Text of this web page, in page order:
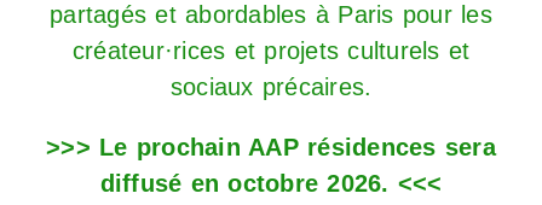
partagés et abordables à Paris pour les
créateur·rices et projets culturels et
sociaux précaires.
>>> Le prochain AAP résidences sera
diffusé en octobre 2026. <<<